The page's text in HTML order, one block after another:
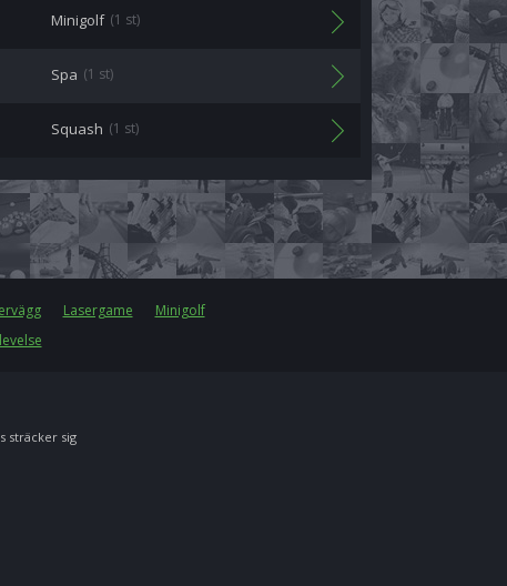
Minigolf (1 st)
Spa (1 st)
Squash (1 st)
Lasergame
Minigolf
sträcker sig